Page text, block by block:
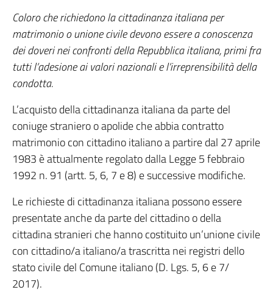
Coloro che richiedono la cittadinanza italiana per
matrimonio o unione civile devono essere a conoscenza
dei doveri nei confronti della Repubblica italiana, primi fra
tutti l’adesione ai valori nazionali e l’irreprensibilità della
condotta.
L’acquisto della cittadinanza italiana da parte del
coniuge straniero o apolide che abbia contratto
matrimonio con cittadino italiano a partire dal 27 aprile
1983 è attualmente regolato dalla Legge 5 febbraio
1992 n. 91 (artt. 5, 6, 7 e 8) e successive modifiche.
Le richieste di cittadinanza italiana possono essere
presentate anche da parte del cittadino o della
cittadina stranieri che hanno costituito un’unione civile
con cittadino/a italiano/a trascritta nei registri dello
stato civile del Comune italiano (D. Lgs. 5, 6 e 7/
2017).